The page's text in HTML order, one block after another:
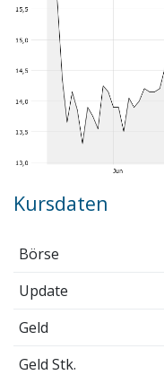
Kursdaten
Börse
Update
Geld
Geld Stk.